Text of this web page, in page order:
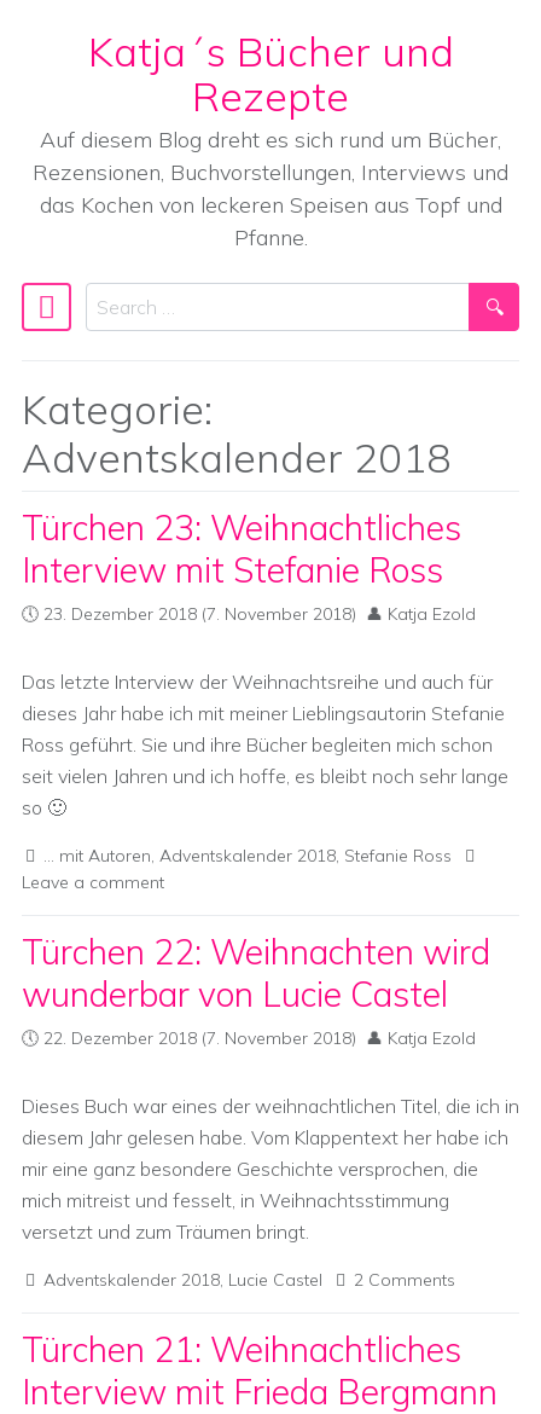
Skip to content
Katja´s Bücher und
Rezepte
Auf diesem Blog dreht es sich rund um Bücher,
Rezensionen, Buchvorstellungen, Interviews und
das Kochen von leckeren Speisen aus Topf und
Pfanne.
Main Navigation
Search
Kategorie:
Adventskalender 2018
Türchen 23: Weihnachtliches
Interview mit Stefanie Ross
23. Dezember 2018 (7. November 2018) Katja Ezold
Das letzte Interview der Weihnachtsreihe und auch für
dieses Jahr habe ich mit meiner Lieblingsautorin Stefanie
Ross geführt. Sie und ihre Bücher begleiten mich schon
seit vielen Jahren und ich hoffe, es bleibt noch sehr lange
so 🙂
... mit Autoren, Adventskalender 2018, Stefanie Ross
Leave a comment
Türchen 22: Weihnachten wird
wunderbar von Lucie Castel
22. Dezember 2018 (7. November 2018) Katja Ezold
Dieses Buch war eines der weihnachtlichen Titel, die ich in
diesem Jahr gelesen habe. Vom Klappentext her habe ich
mir eine ganz besondere Geschichte versprochen, die
mich mitreist und fesselt, in Weihnachtsstimmung
versetzt und zum Träumen bringt.
Adventskalender 2018, Lucie Castel 2 Comments
Türchen 21: Weihnachtliches
Interview mit Frieda Bergmann